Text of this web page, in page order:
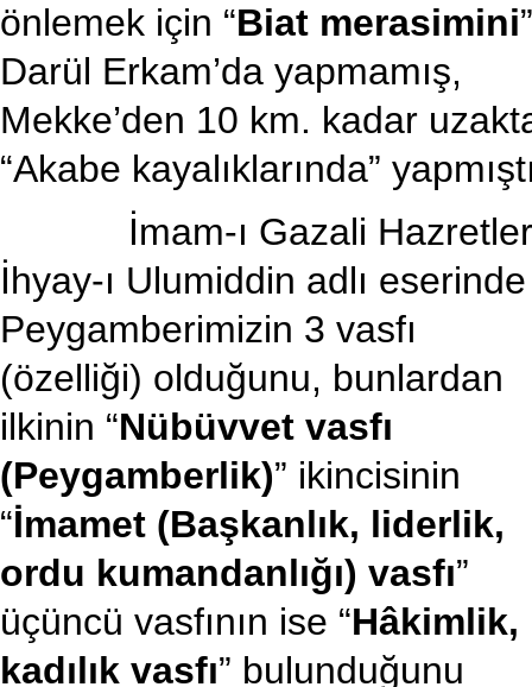
önlemek için “Biat merasimini”
Darül Erkam’da yapmamış,
Mekke’den 10 km. kadar
“Akabe kayalıklarında”
İmam-ı Gazali
İhyay-ı Ulumiddin adlı eserinde
Peygamberimizin 3 vasfı
(özelliği) olduğunu, bunlardan
ilkinin “Nübüvvet vasfı
(Peygamberlik)” ikincisinin
“İmamet (Başkanlık, liderlik,
ordu kumandanlığı) vasfı”
üçüncü vasfının ise “Hâkimlik,
kadılık vasfı” bulunduğunu